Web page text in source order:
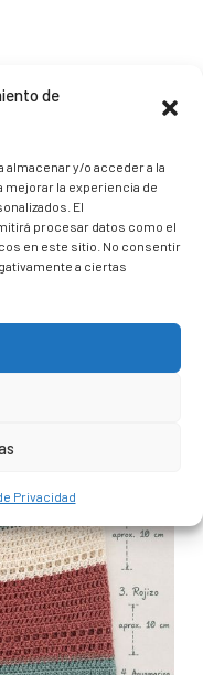
de
y/o acceder a la
la experiencia de
El
procesar datos como el
en este sitio. No consentir
a ciertas
Privacidad
tienda de productos ECO
en